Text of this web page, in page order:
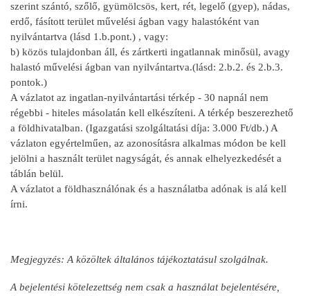
szerint szántó, szőlő, gyümölcsös, kert, rét, legelő (gyep), nádas,
erdő, fásított terület művelési ágban vagy halastóként van
nyilvántartva (lásd 1.b.pont.) , vagy:
b) közös tulajdonban áll, és zártkerti ingatlannak minősül, avagy
halastó művelési ágban van nyilvántartva.(lásd: 2.b.2. és 2.b.3.
pontok.)
A vázlatot az ingatlan-nyilvántartási térkép - 30 napnál nem
régebbi - hiteles másolatán kell elkészíteni. A térkép beszerezhető
a földhivatalban. (Igazgatási szolgáltatási díja: 3.000 Ft/db.) A
vázlaton egyértelműen, az azonosításra alkalmas módon be kell
jelölni a használt terület nagyságát, és annak elhelyezkedését a
táblán belül.
A vázlatot a földhasználónak és a használatba adónak is alá kell
írni.
Megjegyzés: A közöltek általános tájékoztatásul szolgálnak.
A bejelentési kötelezettség nem csak a használat bejelentésére,